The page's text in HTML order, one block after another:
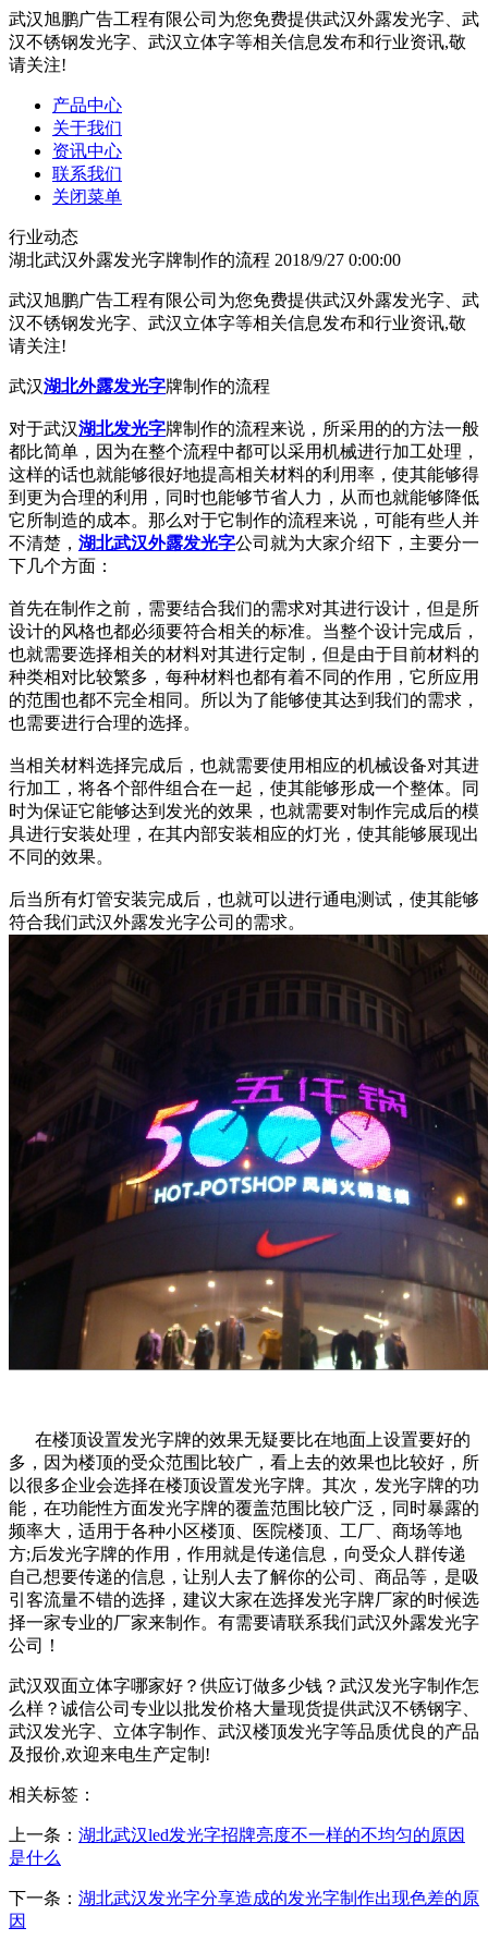
武汉旭鹏广告工程有限公司为您免费提供武汉外露发光字、武
汉不锈钢发光字、武汉立体字等相关信息发布和行业资讯,敬
请关注!
产品中心
关于我们
资讯中心
联系我们
关闭菜单
行业动态
湖北武汉外露发光字牌制作的流程 2018/9/27 0:00:00
武汉旭鹏广告工程有限公司为您免费提供武汉外露发光字、武
汉不锈钢发光字、武汉立体字等相关信息发布和行业资讯,敬
请关注!
武汉湖北外露发光字牌制作的流程
对于武汉湖北发光字牌制作的流程来说，所采用的的方法一般
都比简单，因为在整个流程中都可以采用机械进行加工处理，
这样的话也就能够很好地提高相关材料的利用率，使其能够得
到更为合理的利用，同时也能够节省人力，从而也就能够降低
它所制造的成本。那么对于它制作的流程来说，可能有些人并
不清楚， 湖北武汉外露发光字公司就为大家介绍下，主要分一
下几个方面：
首先在制作之前，需要结合我们的需求对其进行设计，但是所
设计的风格也都必须要符合相关的标准。当整个设计完成后，
也就需要选择相关的材料对其进行定制，但是由于目前材料的
种类相对比较繁多，每种材料也都有着不同的作用，它所应用
的范围也都不完全相同。所以为了能够使其达到我们的需求，
也需要进行合理的选择。
当相关材料选择完成后，也就需要使用相应的机械设备对其进
行加工，将各个部件组合在一起，使其能够形成一个整体。同
时为保证它能够达到发光的效果，也就需要对制作完成后的模
具进行安装处理，在其内部安装相应的灯光，使其能够展现出
不同的效果。
后当所有灯管安装完成后，也就可以进行通电测试，使其能够
符合我们武汉外露发光字公司的需求。
在楼顶设置发光字牌的效果无疑要比在地面上设置要好的
多，因为楼顶的受众范围比较广，看上去的效果也比较好，所
以很多企业会选择在楼顶设置发光字牌。其次，发光字牌的功
能，在功能性方面发光字牌的覆盖范围比较广泛，同时暴露的
频率大，适用于各种小区楼顶、医院楼顶、工厂、商场等地
方;后发光字牌的作用，作用就是传递信息，向受众人群传递
自己想要传递的信息，让别人去了解你的公司、商品等，是吸
引客流量不错的选择，建议大家在选择发光字牌厂家的时候选
择一家专业的厂家来制作。有需要请联系我们武汉外露发光字
公司！
武汉双面立体字哪家好？供应订做多少钱？武汉发光字制作怎
么样？诚信公司专业以批发价格大量现货提供武汉不锈钢字、
武汉发光字、立体字制作、武汉楼顶发光字等品质优良的产品
及报价,欢迎来电生产定制!
相关标签：
上一条： 湖北武汉led发光字招牌亮度不一样的不均匀的原因
是什么
下一条： 湖北武汉发光字分享造成的发光字制作出现色差的原
因